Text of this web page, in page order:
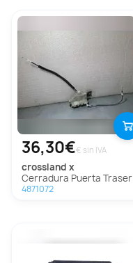
36,30€€ sin IVA
crossland x
Cerradura Puerta Trasera Derecha Para Opel Crossland X
4871072